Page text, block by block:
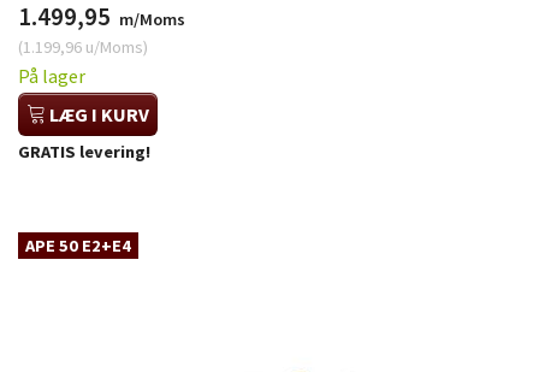
1.499,95 m/Moms
(1.199,96 u/Moms)
På lager
LÆG I KURV
GRATIS levering!
APE 50 E2+E4